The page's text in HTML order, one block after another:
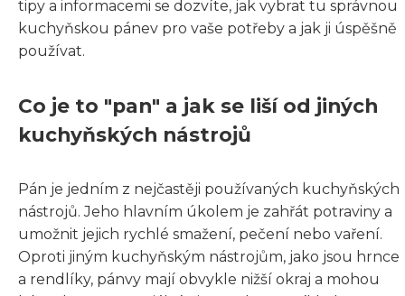
tipy a informacemi se dozvíte, jak vybrat tu správnou
kuchyňskou pánev pro vaše potřeby a jak ji úspěšně
používat.
Co je to "pan" a jak se liší od jiných
kuchyňských nástrojů
Pán je jedním z nejčastěji používaných kuchyňských
nástrojů. Jeho hlavním úkolem je zahřát potraviny a
umožnit jejich rychlé smažení, pečení nebo vaření.
Oproti jiným kuchyňským nástrojům, jako jsou hrnce
a rendlíky, pánvy mají obvykle nižší okraj a mohou